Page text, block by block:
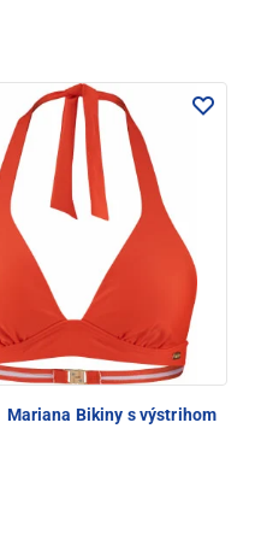
Mariana Bikiny s výstrihom